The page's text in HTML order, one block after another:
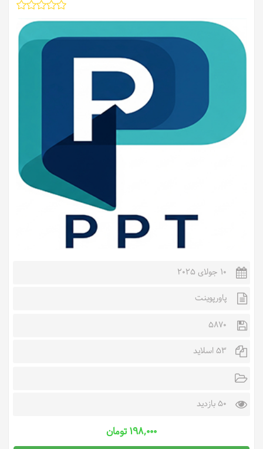
10 جولای 2025
پاورپوینت
5870
53 اسلاید
50 بازدید
۱۹۸,۰۰۰ تومان